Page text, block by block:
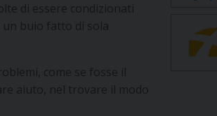
di essere condizionati
buio fatto di sola
come se fosse il
aiuto, nel trovare il modo